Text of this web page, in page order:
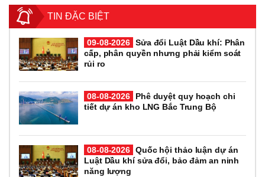
TIN ĐẶC BIỆT
09-08-2026 Sửa đổi Luật Dầu khí: Phân
cấp, phân quyền nhưng phải kiểm soát
rủi ro
08-08-2026
Phê duyệt quy hoạch chi
tiết dự án kho LNG Bắc Trung Bộ
08-08-2026 Quốc hội thảo luận dự án
Luật Dầu khí sửa đổi, bảo đảm an ninh
năng lượng